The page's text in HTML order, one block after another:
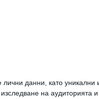
данни, като уникални
на аудиторията и